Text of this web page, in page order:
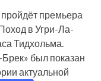
премьера
в Угри-Ла-
Тидхольма.
был показан
актуальной